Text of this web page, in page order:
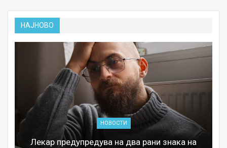
НАЈНОВО
НОВОСТИ
Лекар предупредува на два рани знака на